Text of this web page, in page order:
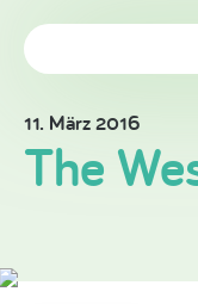
11. März 2016
The